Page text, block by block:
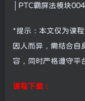
│PTC霸屏法模块
*提示：本文仅为课
因人而异，需结合自
容，同时严格遵守平
课程下载：